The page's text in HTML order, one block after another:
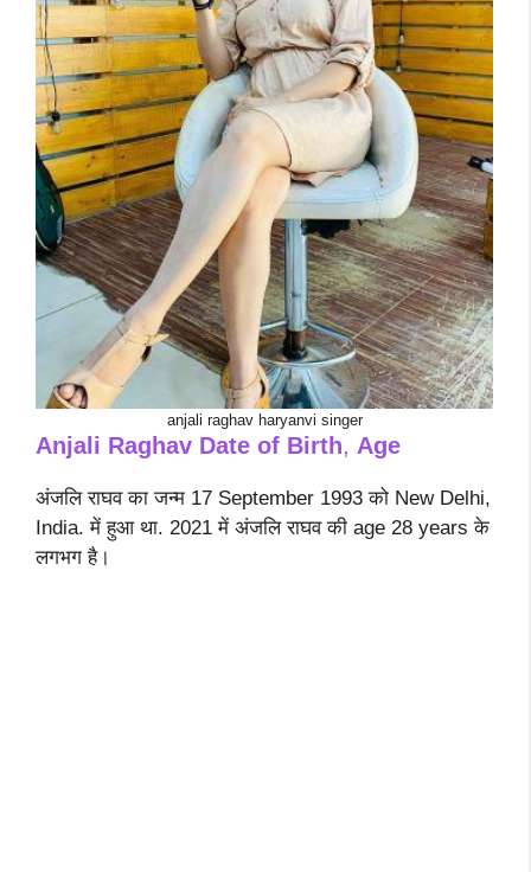
anjali raghav haryanvi singer
Anjali Raghav Date of Birth, Age
अंजलि राघव का जन्म 17 September 1993 को New Delhi,
India. में हुआ था. 2021 में अंजलि राघव की age 28 years के
लगभग है।